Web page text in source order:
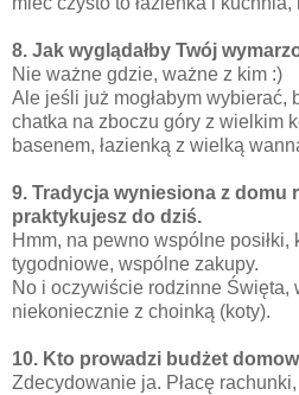
8. Jak wyglądałby Twój
Nie ważne gdzie, ważne z kim :)
Ale jeśli już mogłabym wybierać,
chatka na zboczu góry z wielkim
basenem, łazienką z wielką
9. Tradycja wyniesiona z domu
praktykujesz do dziś.
Hmm, na pewno wspólne posiłki,
tygodniowe, wspólne zakupy.
No i oczywiście rodzinne Święta,
niekoniecznie z choinką (koty).
10. Kto prowadzi budżet
Zdecydowanie ja. Płacę